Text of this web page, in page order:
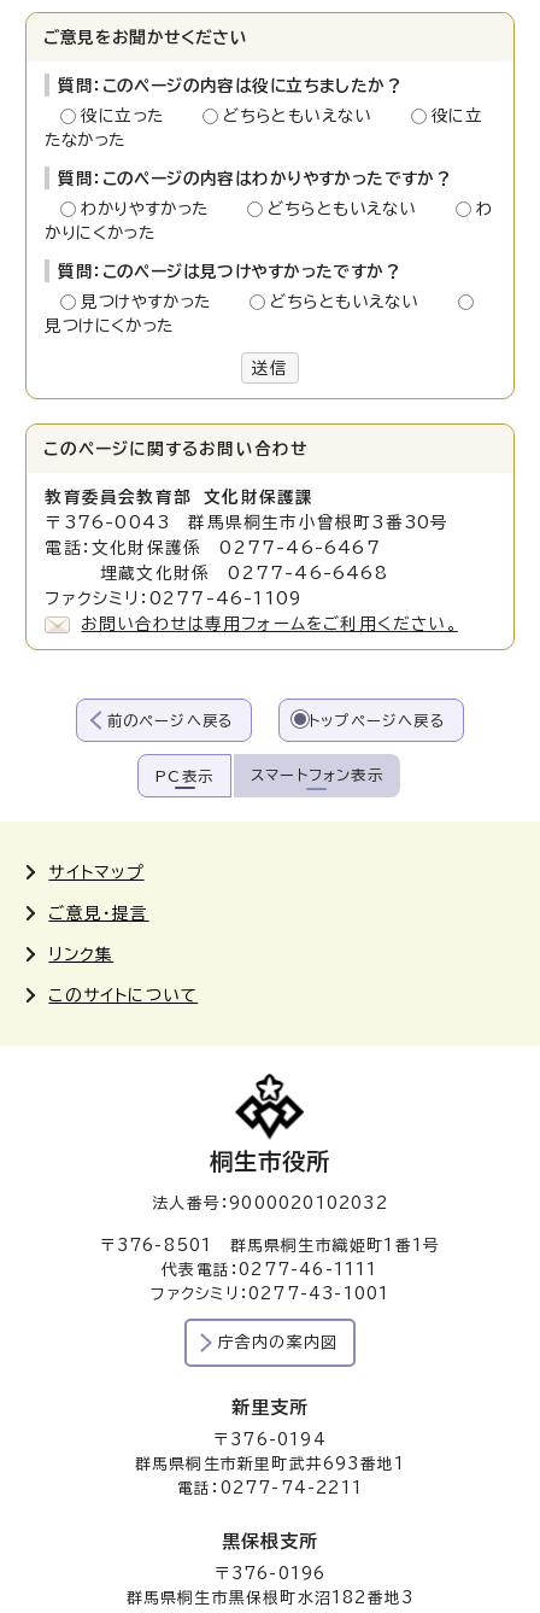
ご意見をお聞かせください
質問：このページの内容は役に立ちましたか？
役に立った
どちらともいえない
役に立
たなかった
質問：このページの内容はわかりやすかったですか？
わかりやすかった
どちらともいえない
わ
かりにくかった
質問：このページは見つけやすかったですか？
見つけやすかった
どちらともいえない
見つけにくかった
送信
このページに関する お問い合わせ
教育委員会教育部 文化財保護課
〒376-0043 群馬県桐生市小曾根町3番30号
電話：文化財保護係 0277-46-6467
埋蔵文化財係 0277-46-6468
ファクシミリ：0277-46-1109
お問い合わせは専用フォームをご利用ください。
前のページへ戻る トップページへ戻る
PC表示 スマートフォン表示
サイトマップ
ご意見・提言
リンク集
このサイトについて
桐生市役所
法人番号：9000020102032
〒376-8501 群馬県桐生市織姫町1番1号
代表電話：0277-46-1111
ファクシミリ：0277-43-1001
庁舎内の案内図
新里支所
〒376-0194
群馬県桐生市新里町武井693番地1
電話：0277-74-2211
黒保根支所
〒376-0196
群馬県桐生市黒保根町水沼182番地3